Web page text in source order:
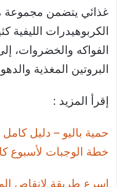
غذائي يتضمن مجموعة
الكربوهيدرات الليفية
الفواكه والخضروات،
البروتين المغذية
إقرأ المزيد :
حمية باليو – دليل كامل
خطة الوجبات لأسبوع